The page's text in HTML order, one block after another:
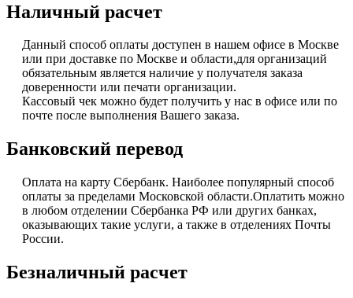
Наличный расчет
Данный способ оплаты доступен в нашем офисе в Москве
или при доставке по Москве и области,для организаций
обязательным является наличие у получателя заказа
доверенности или печати организации.
Кассовый чек можно будет получить у нас в офисе или по
почте после выполнения Вашего заказа.
Банковский перевод
Оплата на карту Сбербанк. Наиболее популярный способ
оплаты за пределами Московской области.Оплатить можно
в любом отделении Сбербанка РФ или других банках,
оказывающих такие услуги, а также в отделениях Почты
России.
Безналичный расчет